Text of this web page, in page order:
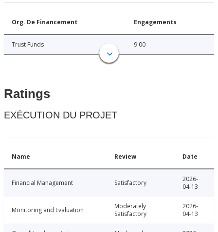
Org. De Financement Engagements
Trust Funds 9.00
Ratings
EXÉCUTION DU PROJET
Name Review Date
Financial Management Satisfactory
2026-
04-13
Monitoring and Evaluation
Moderately
Satisfactory
2026-
04-13